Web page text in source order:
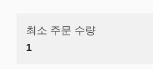
최소 주문 수량
1